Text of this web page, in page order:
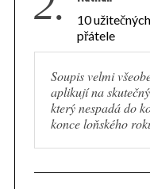
10
přátele
Soupis velmi
aplikují na
který nespadá do
konce loňského